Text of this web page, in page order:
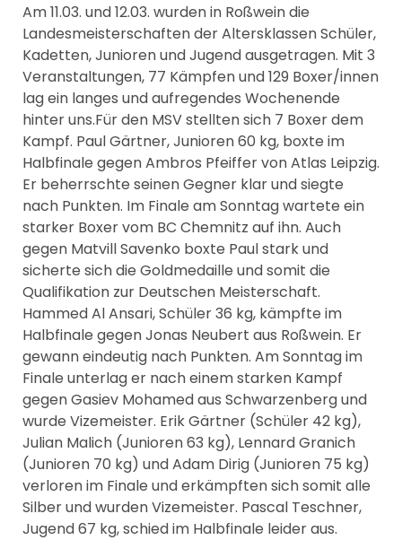
Am 11.03. und 12.03. wurden in Roßwein die
Landesmeisterschaften der Altersklassen Schüler,
Kadetten, Junioren und Jugend ausgetragen. Mit 3
Veranstaltungen, 77 Kämpfen und 129 Boxer/innen
lag ein langes und aufregendes Wochenende
hinter uns.Für den MSV stellten sich 7 Boxer dem
Kampf. Paul Gärtner, Junioren 60 kg, boxte im
Halbfinale gegen Ambros Pfeiffer von Atlas Leipzig.
Er beherrschte seinen Gegner klar und siegte
nach Punkten. Im Finale am Sonntag wartete ein
starker Boxer vom BC Chemnitz auf ihn. Auch
gegen Matvill Savenko boxte Paul stark und
sicherte sich die Goldmedaille und somit die
Qualifikation zur Deutschen Meisterschaft.
Hammed Al Ansari, Schüler 36 kg, kämpfte im
Halbfinale gegen Jonas Neubert aus Roßwein. Er
gewann eindeutig nach Punkten. Am Sonntag im
Finale unterlag er nach einem starken Kampf
gegen Gasiev Mohamed aus Schwarzenberg und
wurde Vizemeister. Erik Gärtner (Schüler 42 kg),
Julian Malich (Junioren 63 kg), Lennard Granich
(Junioren 70 kg) und Adam Dirig (Junioren 75 kg)
verloren im Finale und erkämpften sich somit alle
Silber und wurden Vizemeister. Pascal Teschner,
Jugend 67 kg, schied im Halbfinale leider aus.